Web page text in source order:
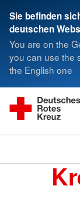
Sie befinden
deutschen
You are on the
you can use the
the English one